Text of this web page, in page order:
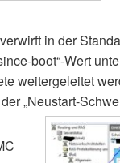
in der
boot“-Wert
weitergeleitet
„Neustart-